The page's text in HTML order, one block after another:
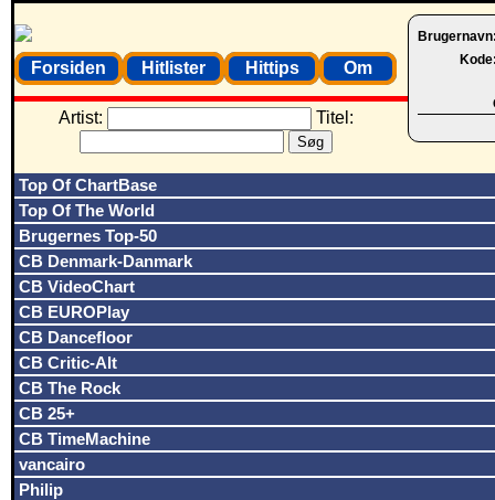
Forsiden Hitlister Hittips Om
Artist: Titel:
Top Of ChartBase
Top Of The World
Brugernes Top-50
CB Denmark-Danmark
CB VideoChart
CB EUROPlay
CB Dancefloor
CB Critic-Alt
CB The Rock
CB 25+
CB TimeMachine
vancairo
Philip